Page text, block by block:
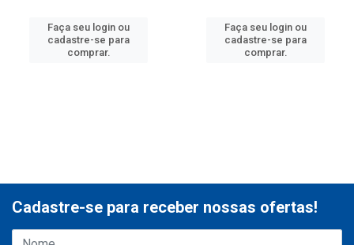
Faça seu login ou
cadastre-se para
comprar.
Faça seu login ou
cadastre-se para
comprar.
Cadastre-se para receber nossas ofertas!